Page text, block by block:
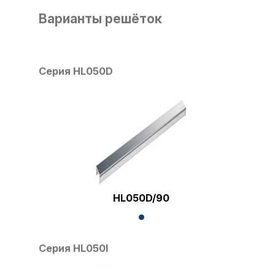
Варианты решёток
Серия HL050D
HL050D/90
Серия HL050I